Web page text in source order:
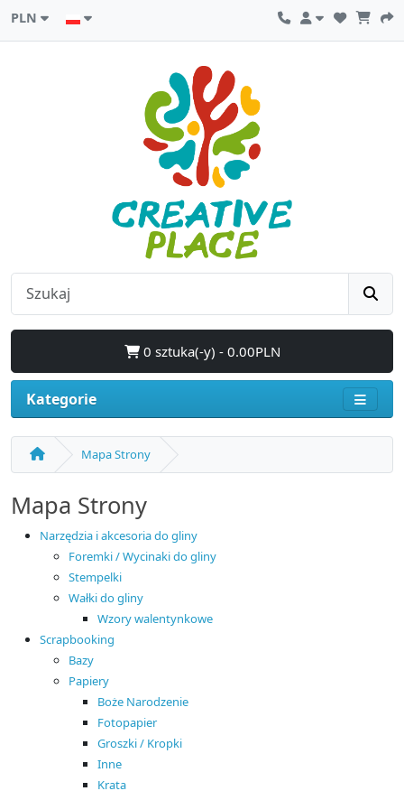
PLN
0 sztuka(-y) - 0.00PLN
Kategorie
Mapa Strony
Mapa Strony
Narzędzia i akcesoria do gliny
Foremki / Wycinaki do gliny
Stempelki
Wałki do gliny
Wzory walentynkowe
Scrapbooking
Bazy
Papiery
Boże Narodzenie
Fotopapier
Groszki / Kropki
Inne
Krata